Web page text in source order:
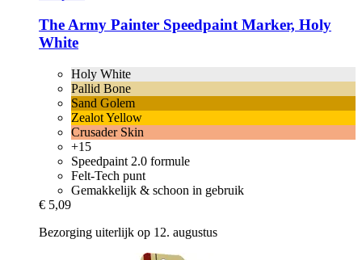
The Army Painter Speedpaint Marker, Holy
White
Holy White
Pallid Bone
Sand Golem
Zealot Yellow
Crusader Skin
+15
Speedpaint 2.0 formule
Felt-Tech punt
Gemakkelijk & schoon in gebruik
€ 5,09
Bezorging uiterlijk op 12. augustus